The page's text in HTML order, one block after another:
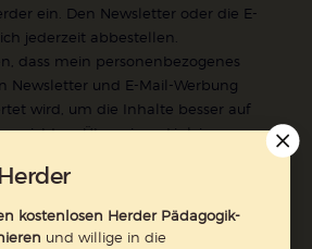
ein. Den Newsletter oder die E-
jederzeit abbestellen.
dass mein personenbezogenes
Newsletter und E-Mail-Werbung
wird, um die Inhalte besser auf
Über einen Link in
kostenlosen Herder Pädagogik-
und willige in die